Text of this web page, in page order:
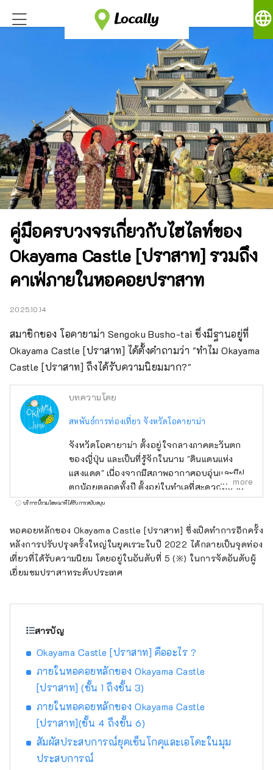
language
คู่มือครบวงจรเกี่ยวกับไฮไลท์ของ
Okayama Castle [ปราสาท] รวมถึง
คาเฟ่ภายในหอคอยปราสาท
2025.10.14
สมาชิกของ โอคายาม่า Sengoku Busho-tai ซึ่งมีฐานอยู่ที่
Okayama Castle [ปราสาท] ได้ตั้งคำถามว่า "ทำไม Okayama
Castle [ปราสาท] ถึงได้รับความนิยมมาก?"
บทความโดย
สหพันธ์การท่องเที่ยว จังหวัดโอคายาม่า
จังหวัดโอคายาม่า ตั้งอยู่ใจกลางภาคตะวันตก
ของญี่ปุ่น และเป็นที่รู้จักในนาม "ดินแดนแห่ง
แสงแดด" เนื่องจากมีสภาพอากาศอบอุ่นและมีฝน
ตกน้อยตลอดทั้งปี ตั้งอยู่ในทำเลที่สะดวกสบาย
ระหว่างสถานที่ท่องเที่ยวชื่อดังอย่าง เกียวโต โอ
ชิโกกุผ่าน เซโตะ อีกด้วย โอคายามะยังเป็นที่รู้จัก
ในชื่อ "โอคายาม่า ผลไม้" และผลไม้ที่ได้รับ
แสงแดดในสภาพอากาศอบอุ่นของ เซโตอุจิ จะมี
คุณภาพสูงสุดในแง่ของความหวาน กลิ่น และ
สวนที่โด่งดังที่สุดของญี่ปุ่น และ Kurashiki Bikan
Historical Quarter [ย่าน] ซึ่งมีประวัติศาสตร์
วัฒนธรรม และศิลปะอันอุดมสมบูรณ์!
more
บริการนี้รวมโฆษณาที่ได้รับการสนับสนุน
หอคอยหลักของ Okayama Castle [ปราสาท] ซึ่งเปิดทำการอีกครั้ง
หลังการปรับปรุงครั้งใหญ่ในยุคเรวะในปี 2022 ได้กลายเป็นจุดท่อง
เที่ยวที่ได้รับความนิยม โดยอยู่ในอันดับที่ 5 (※) ในการจัดอันดับผู้
เยี่ยมชมปราสาทระดับประเทศ
สารบัญ
Okayama Castle [ปราสาท] คืออะไร ?
ภายในหอคอยหลักของ Okayama Castle
[ปราสาท] (ชั้น 1 ถึงชั้น 3)
ภายในหอคอยหลักของ Okayama Castle
[ปราสาท](ชั้น 4 ถึงชั้น 6)
สัมผัสประสบการณ์ยุคเซ็นโกคุและเอโดะในมุม
ประสบการณ์